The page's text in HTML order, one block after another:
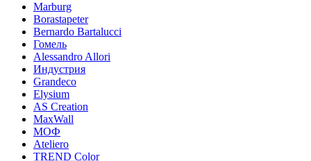
Marburg
Borastapeter
Bernardo Bartalucci
Гомель
Alessandro Allori
Индустрия
Grandeco
Elysium
AS Creation
MaxWall
МОФ
Ateliero
TREND Color